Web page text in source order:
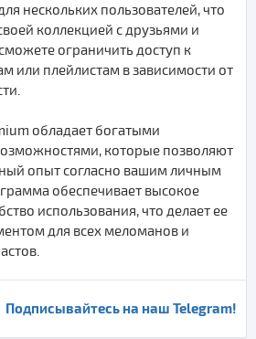
нескольких пользователей, что
коллекцией с друзьями и
ограничить доступ к
или плейлистам в зависимости от
обладает богатыми
которые позволяют
опыт согласно вашим личным
обеспечивает высокое
использования, что делает ее
для всех меломанов и
Подписывайтесь на наш Telegram!